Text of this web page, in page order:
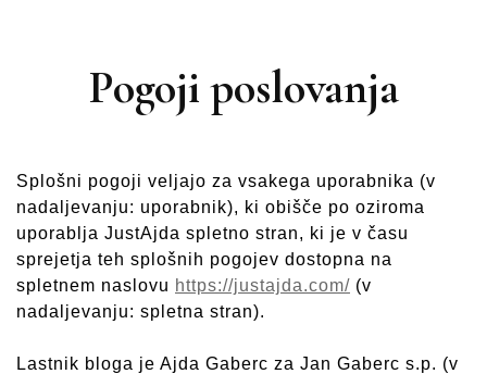
Pogoji poslovanja
Splošni pogoji veljajo za vsakega uporabnika (v
nadaljevanju: uporabnik), ki obišče po oziroma
uporablja JustAjda spletno stran, ki je v času
sprejetja teh splošnih pogojev dostopna na
spletnem naslovu https://justajda.com/ (v
nadaljevanju: spletna stran).
Lastnik bloga je Ajda Gaberc za Jan Gaberc s.p. (v